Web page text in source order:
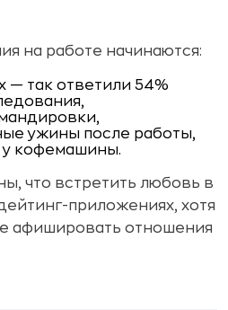
на работе начинаются:
— так ответили 54%
ужины после работы,
кофемашины.
что встретить любовь в
приложениях, хотя
афишировать отношения